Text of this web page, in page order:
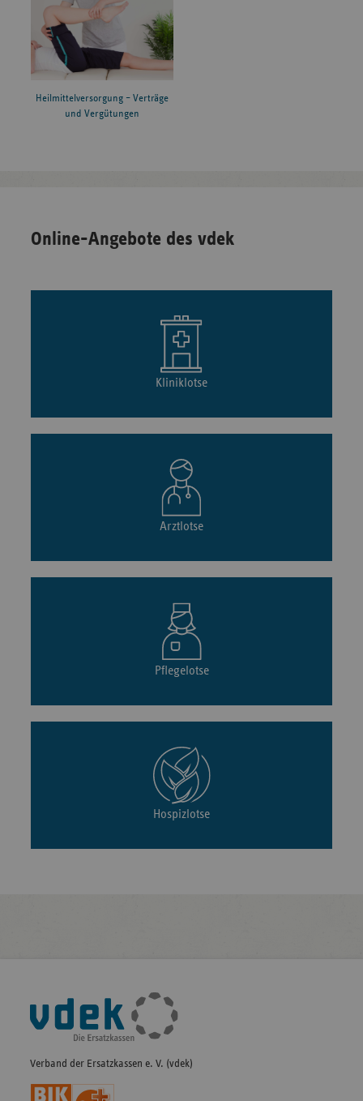
Heilmittelversorgung – Verträge
und Vergütungen
Online-Angebote des vdek
Kliniklotse
Arztlotse
Pflegelotse
Hospizlotse
Fußleisten-
Navigation
Verband der Ersatzkassen e. V. (vdek)